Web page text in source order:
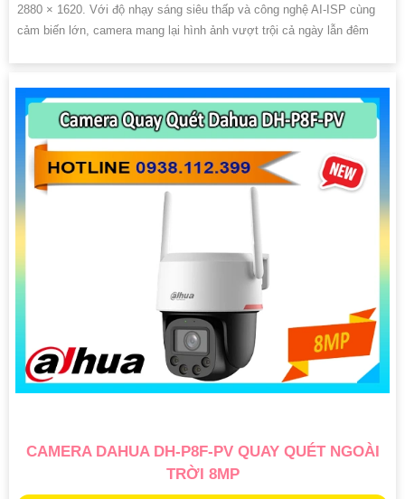
2880 × 1620. Với độ nhạy sáng siêu thấp và công nghệ AI-ISP cùng
cảm biến lớn, camera mang lại hình ảnh vượt trội cả ngày lẫn đêm
CAMERA DAHUA DH-P8F-PV QUAY QUÉT NGOÀI
TRỜI 8MP